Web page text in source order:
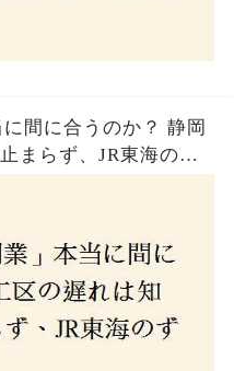
間に合うのか？ 静岡
まらず、JR東海のず